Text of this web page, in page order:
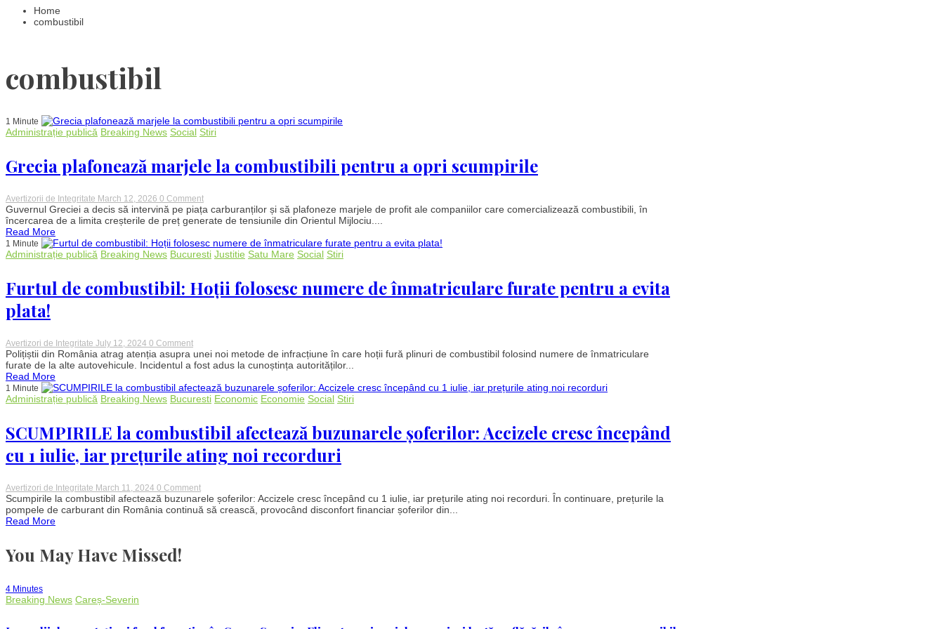
Home
combustibil
combustibil
1 Minute
Administrație publică Breaking News Social Stiri
Grecia plafonează marjele la combustibili pentru a opri scumpirile
Avertizorii de Integritate March 12, 2026 0 Commenton
Grecia
plafonează
combustibili
pentru
scumpirile
Guvernul Greciei a decis să intervină pe piața carburanților și să plafoneze marjele de profit ale companiilor care comercializează combustibili, în
încercarea de a limita creșterile de preț generate de tensiunile din Orientul Mijlociu....
Read More
1 Minute
Administrație publică Breaking News Bucuresti Justitie Satu Mare Social Stiri
Furtul de combustibil: Hoții folosesc numere de înmatriculare furate pentru a evita
plata!
Avertizori de Integritate July 12, 2024 0 Commenton
Furtul
de
folosesc
numere
furate
pentru
a
evita
Polițiștii din România atrag atenția asupra unei noi metode de infracțiune în care hoții fură plinuri de combustibil folosind numere de înmatriculare
furate de la alte autovehicule. Incidentul a fost adus la cunoștința autorităților...
Read More
1 Minute
Administrație publică Breaking News Bucuresti Economic Economie Social Stiri
SCUMPIRILE la combustibil afectează buzunarele șoferilor: Accizele cresc începând
cu 1 iulie, iar prețurile ating noi recorduri
Avertizori de Integritate March 11, 2024 0 Commenton
SCUMPIRILE
la
prețurile
Scumpirile la combustibil afectează buzunarele șoferilor: Accizele cresc începând cu 1 iulie, iar prețurile ating noi recorduri. În continuare, prețurile la
pompele de carburant din România continuă să crească, provocând disconfort financiar șoferilor din...
Read More
You May Have Missed!
4 Minutes
Breaking News Careș-Severin